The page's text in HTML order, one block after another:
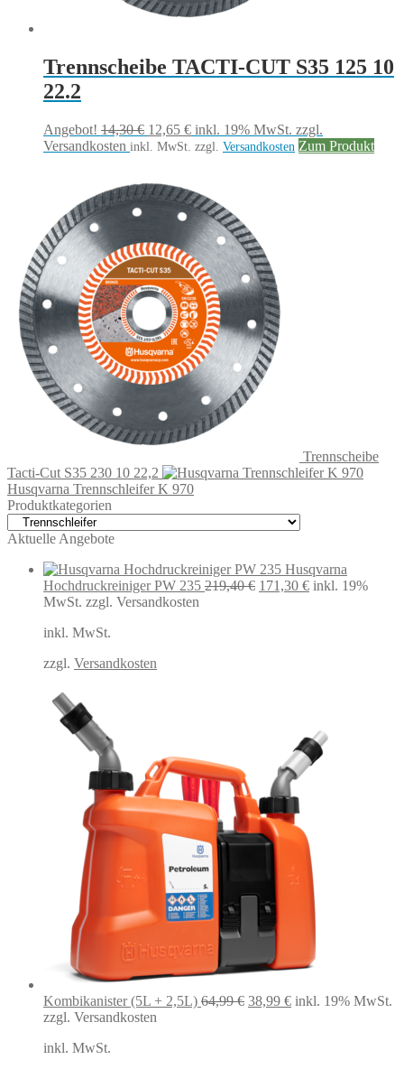
Trennscheibe TACTI-CUT S35 125 10
22.2
Angebot! 14,30€ Ursprünglicher
Preis
12,65 €Aktueller
Preis
inkl. 19% MwSt. zzgl.
Versandkosten inkl. MwSt. zzgl. Versandkosten Zum Produkt
Trennscheibe
Tacti-Cut S35 230 10 22,2
Husqvarna Trennschleifer K 970
Produktkategorien
Aktuelle Angebote
Husqvarna
Hochdruckreiniger PW 235 219,40€ Ursprünglicher
171,30 €Aktueller
inkl. 19%
MwSt. zzgl. Versandkosten
inkl. MwSt.
zzgl. Versandkosten
Kombikanister (5L + 2,5L) 64,99€ Ursprünglicher
38,99 €Aktueller
inkl. 19% MwSt.
zzgl. Versandkosten
inkl. MwSt.